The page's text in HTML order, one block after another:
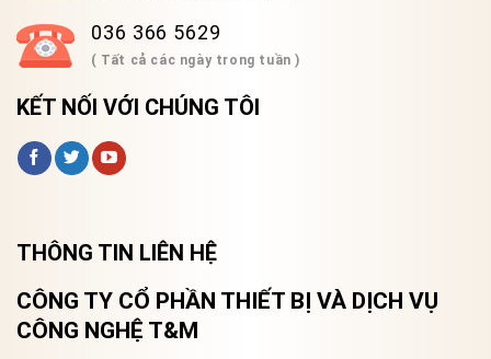
036 366 5629
( Tất cả các ngày trong tuần )
KẾT NỐI VỚI CHÚNG TÔI
THÔNG TIN LIÊN HỆ
CÔNG TY CỔ PHẦN THIẾT BỊ VÀ DỊCH VỤ
CÔNG NGHỆ T&M